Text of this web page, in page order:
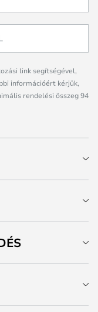
link segítségével,
információért kérjük,
rendelési összeg 94